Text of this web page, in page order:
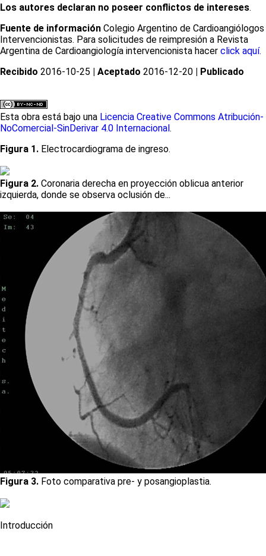
Los autores declaran no poseer conflictos de intereses.
Fuente de información Colegio Argentino de Cardioangiólogos
Intervencionistas. Para solicitudes de reimpresión a Revista
Argentina de Cardioangiología intervencionista hacer click aquí.
Recibido 2016-10-25 | Aceptado 2016-12-20 | Publicado
Esta obra está bajo una Licencia Creative Commons Atribución-
NoComercial-SinDerivar 4.0 Internacional.
Figura 1. Electrocardiograma de ingreso.
Figura 2. Coronaria derecha en proyección oblicua anterior
izquierda, donde se observa oclusión de...
Figura 3. Foto comparativa pre- y posangioplastia.
Introducción